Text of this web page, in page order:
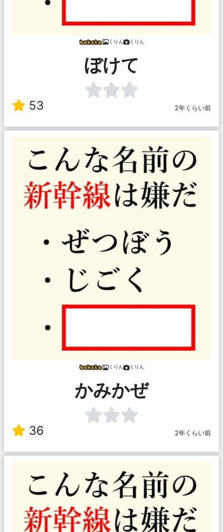
くりん くりん
ぼけて
53 2年くらい前
くりん くりん
かみかぜ
36 2年くらい前